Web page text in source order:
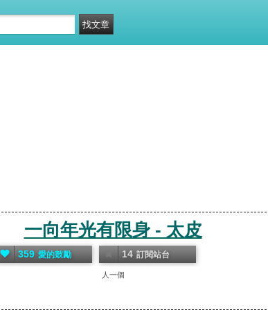
一向年光有限身 - 太皮
人一個
359 愛的鼓勵 14 訂閱站台